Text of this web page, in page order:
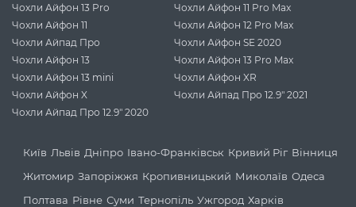
Чохли Айфон 13 Pro
Чохли Айфон 11 Pro Max
Чохли Айфон 11
Чохли Айфон 12 Pro Max
Чохли Айпад Про
Чохли Айфон SE 2020
Чохли Айфон 13
Чохли Айфон 13 Pro Max
Чохли Айфон 13 mini
Чохли Айфон XR
Чохли Айфон X
Чохли Айпад Про 12.9" 2021
Чохли Айпад Про 12.9" 2020
Київ Львів Дніпро Івано-Франківськ Кривий Ріг Вінниця
Житомир Запоріжжя Кропивницький Миколаїв Одеса
Полтава Рівне Суми Тернопіль Ужгород Харків